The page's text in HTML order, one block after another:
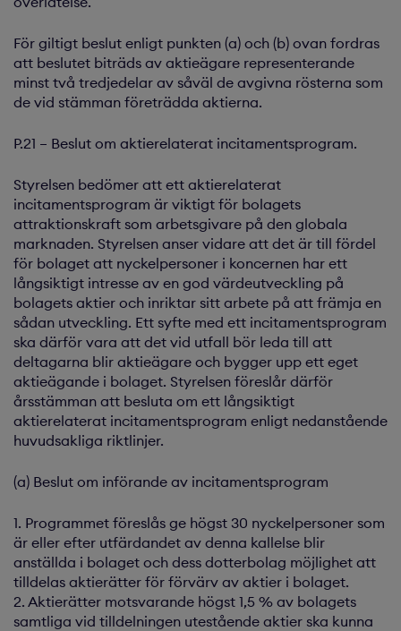
För giltigt beslut enligt punkten (a) och (b) ovan fordras
att beslutet biträds av aktieägare representerande
minst två tredjedelar av såväl de avgivna rösterna som
de vid stämman företrädda aktierna.
P.21 – Beslut om aktierelaterat incitamentsprogram.
Styrelsen bedömer att ett aktierelaterat
incitamentsprogram är viktigt för bolagets
attraktionskraft som arbetsgivare på den globala
marknaden. Styrelsen anser vidare att det är till fördel
för bolaget att nyckelpersoner i koncernen har ett
långsiktigt intresse av en god värdeutveckling på
bolagets aktier och inriktar sitt arbete på att främja en
sådan utveckling. Ett syfte med ett incitamentsprogram
ska därför vara att det vid utfall bör leda till att
deltagarna blir aktieägare och bygger upp ett eget
aktieägande i bolaget. Styrelsen föreslår därför
årsstämman att besluta om ett långsiktigt
aktierelaterat incitamentsprogram enligt nedanstående
huvudsakliga riktlinjer.
(a) Beslut om införande av incitamentsprogram
1. Programmet föreslås ge högst 30 nyckelpersoner som
är eller efter utfärdandet av denna kallelse blir
anställda i bolaget och dess dotterbolag möjlighet att
tilldelas aktierätter för förvärv av aktier i bolaget.
2. Aktierätter motsvarande högst 1,5 % av bolagets
samtliga vid tilldelningen utestående aktier ska kunna